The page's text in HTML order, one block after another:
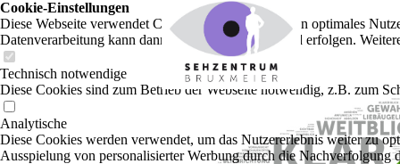
Cookie-Einstellungen
Diese Webseite verwendet Cookies, um Besuchern ein optimales
Datenverarbeitung kann dann auch in einem Drittland erfolgen.
Technisch notwendige
Diese Cookies sind zum Betrieb der Webseite notwendig, z.B. zum
Analytische
Diese Cookies werden verwendet, um das Nutzererlebnis weiter zu
Ausspielung von personalisierter Werbung durch die Nachverfolgung